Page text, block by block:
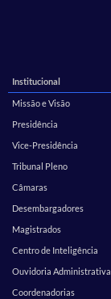
Institucional
Missão e Visão
Presidência
Vice-Presidência
Tribunal Pleno
Câmaras
Desembargadores
Magistrados
Centro de Inteligência
Ouvidoria Administrativa
Coordenadorias